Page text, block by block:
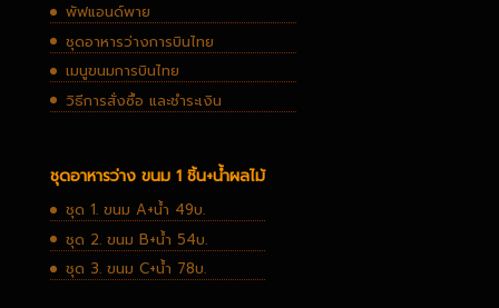
พัฟแอนด์พาย
ชุดอาหารว่างการบินไทย
เมนูขนมการบินไทย
วิธีการสั่งซื้อ และชำระเงิน
ชุดอาหารว่าง ขนม 1 ชิ้น+น้ำผลไม้
ชุด 1. ขนม A+น้ำ 49บ.
ชุด 2. ขนม B+น้ำ 54บ.
ชุด 3. ขนม C+น้ำ 78บ.